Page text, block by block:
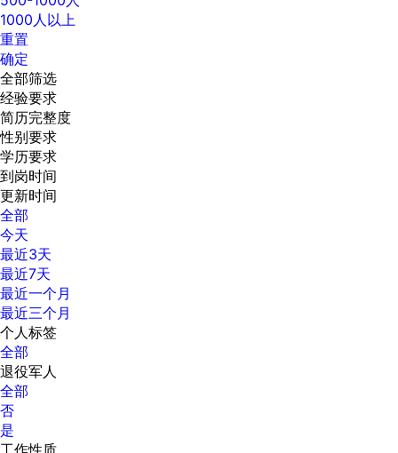
1000人以上
重置
确定
全部筛选
经验要求
简历完整度
性别要求
学历要求
到岗时间
更新时间
全部
今天
最近3天
最近7天
最近一个月
最近三个月
个人标签
全部
退役军人
全部
否
是